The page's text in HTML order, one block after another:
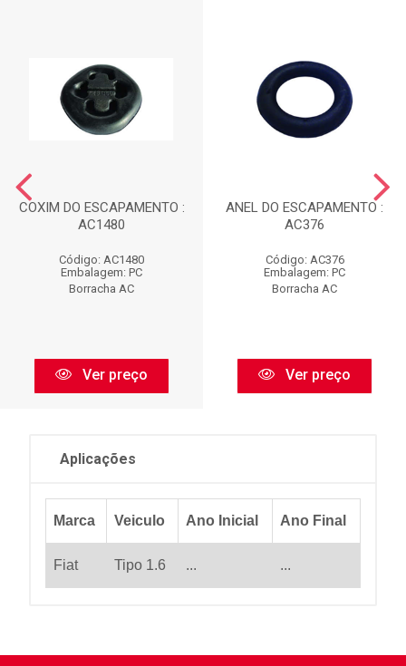
COXIM DO ESCAPAMENTO :
AC1480
Código: AC1480
Embalagem: PC
Borracha AC
Ver preço
ANEL DO ESCAPAMENTO :
AC376
Código: AC376
Embalagem: PC
Borracha AC
Ver preço
Aplicações
Marca Veiculo Ano Inicial Ano Final
Fiat Tipo 1.6 ... ...